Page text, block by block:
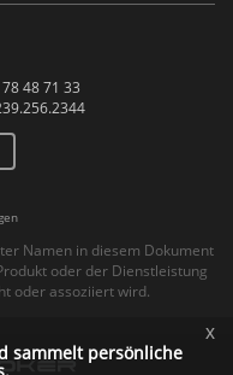
48 71 33
Namen in diesem Dokument
oder der Dienstleistung
oder assoziiert wird.
sammelt persönliche
x